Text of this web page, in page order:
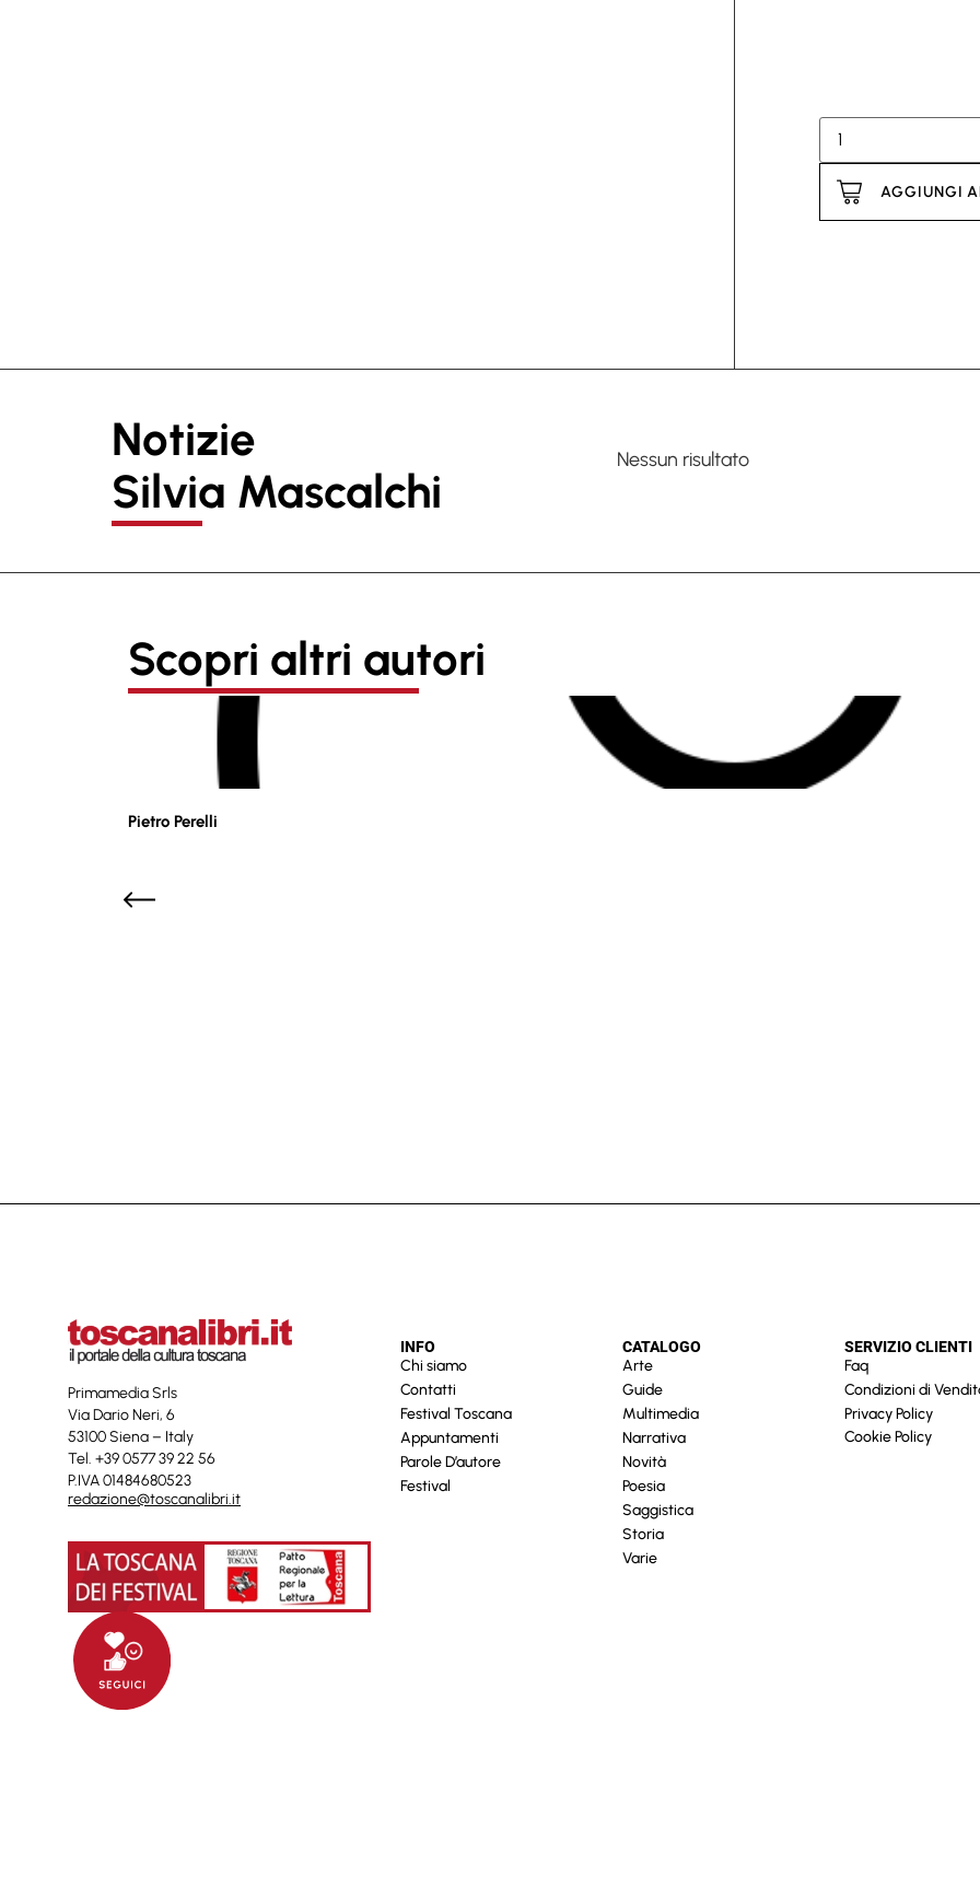
AGGIUNGI
Notizie
Silvia Mascalchi
Nessun risultato
Scopri altri autori
Pietro Perelli
Primamedia Srls
Via Dario Neri, 6
53100 Siena – Italy
Tel. +39 0577 39 22 56
P.IVA 01484680523
redazione@toscanalibri.it
INFO
Chi siamo
Contatti
Festival Toscana
Appuntamenti
Parole D’autore
Festival
CATALOGO
Arte
Guide
Multimedia
Narrativa
Novità
Poesia
Saggistica
Storia
Varie
SERVIZIO CLIENTI
Faq
Condizioni di
Privacy Policy
Cookie Policy